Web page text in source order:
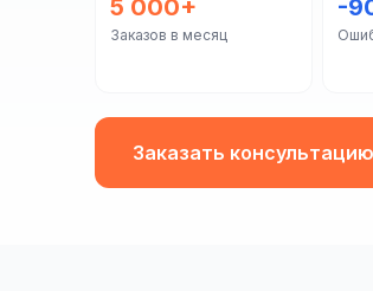
5 000+
Заказов в месяц
-
Заказать консультацию